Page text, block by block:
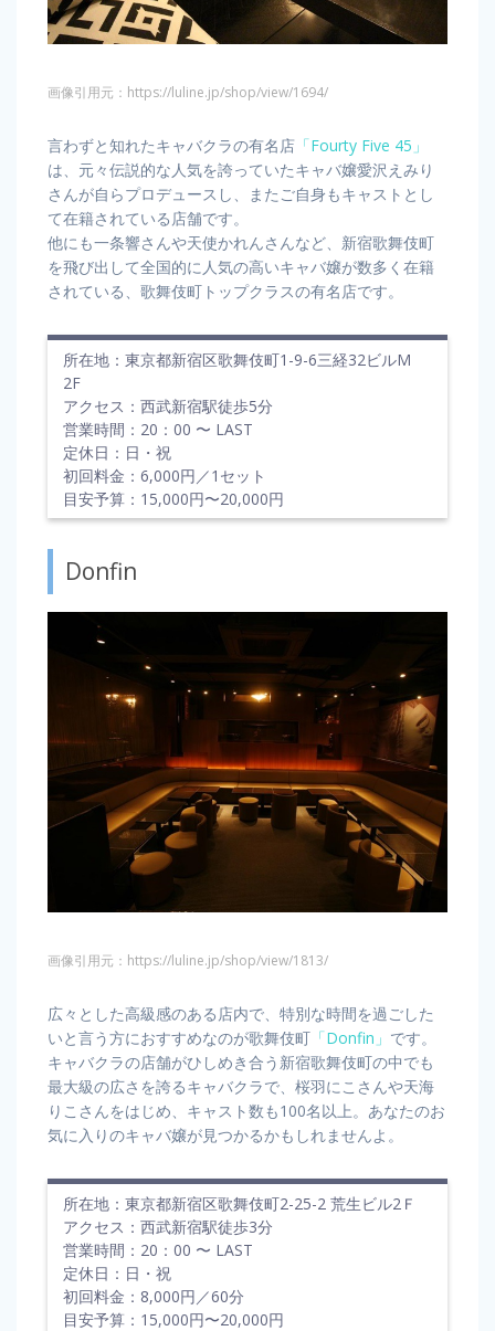
画像引用元：https://luline.jp/shop/view/1694/
言わずと知れたキャバクラの有名店 「Fourty Five 45」
は、元々伝説的な人気を誇っていたキャバ嬢愛沢えみり
さんが自らプロデュースし、またご自身もキャストとし
て在籍されている店舗です。
他にも一条響さんや天使かれんさんなど、新宿歌舞伎町
を飛び出して全国的に人気の高いキャバ嬢が数多く在籍
されている、歌舞伎町トップクラスの有名店です。
所在地：東京都新宿区歌舞伎町1-9-6三経32ビルM
2F
アクセス：西武新宿駅徒歩5分
営業時間：20：00 〜 LAST
定休日：日・祝
初回料金：6,000円／1セット
目安予算：15,000円〜20,000円
Donfin
画像引用元：https://luline.jp/shop/view/1813/
広々とした高級感のある店内で、特別な時間を過ごした
いと言う方におすすめなのが歌舞伎町 「Donfin」 です。
キャバクラの店舗がひしめき合う新宿歌舞伎町の中でも
最大級の広さを誇るキャバクラで、桜羽にこさんや天海
りこさんをはじめ、キャスト数も100名以上。あなたのお
気に入りのキャバ嬢が見つかるかもしれませんよ。
所在地：東京都新宿区歌舞伎町2-25-2 荒生ビル2Ｆ
アクセス：西武新宿駅徒歩3分
営業時間：20：00 〜 LAST
定休日：日・祝
初回料金：8,000円／60分
目安予算：15,000円〜20,000円